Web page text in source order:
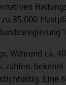
85.000
ca.
Eine